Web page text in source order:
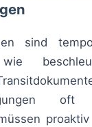
sind
oft